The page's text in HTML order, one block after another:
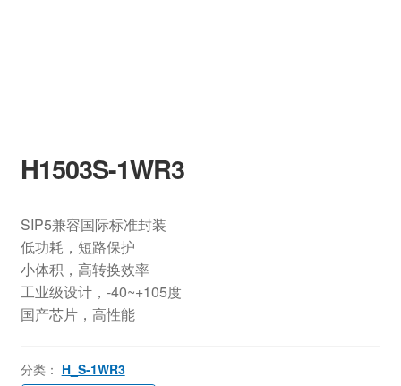
H1503S-1WR3
SIP5兼容国际标准封装
低功耗，短路保护
小体积，高转换效率
工业级设计，-40~+105度
国产芯片，高性能
分类： H_S-1WR3